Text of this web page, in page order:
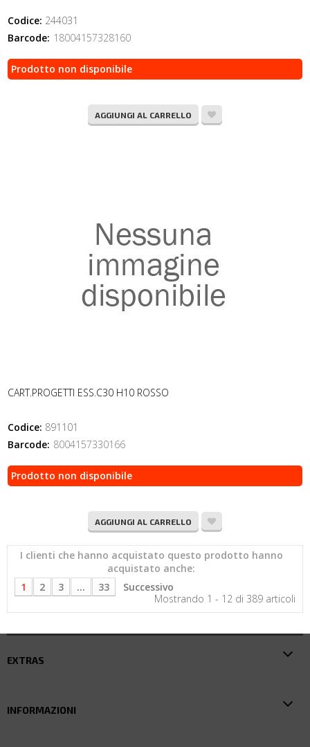
Codice: 244031
Barcode: 18004157328160
Prodotto non disponibile
AGGIUNGI AL CARRELLO
CART.PROGETTI ESS.C30 H10 ROSSO
Codice: 891101
Barcode: 8004157330166
Prodotto non disponibile
AGGIUNGI AL CARRELLO
I clienti che hanno acquistato questo prodotto hanno
acquistato anche:
1
2 3 ... 33
Successivo
Mostrando 1 - 12 di 389 articoli
EXTRAS
INFORMAZIONI